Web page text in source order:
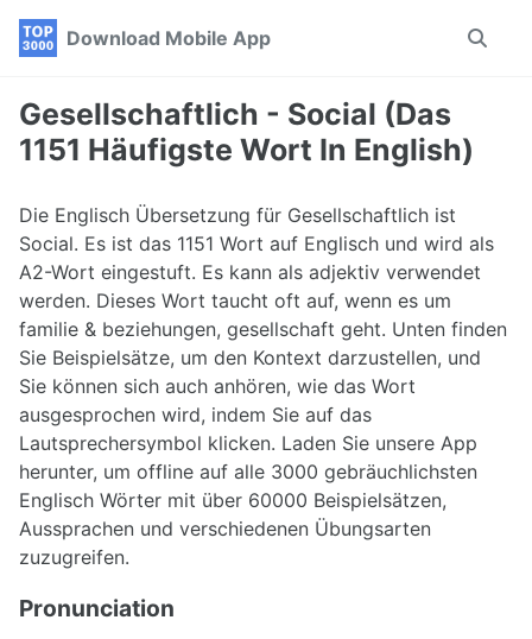
Skip
navigation
Skip
Skip
Download Mobile App
Toggle
Gesellschaftlich - Social (Das
1151 Häufigste Wort In English)
Die Englisch Übersetzung für Gesellschaftlich ist
Social. Es ist das 1151 Wort auf Englisch und wird als
A2-Wort eingestuft. Es kann als adjektiv verwendet
werden. Dieses Wort taucht oft auf, wenn es um
familie & beziehungen, gesellschaft geht. Unten finden
Sie Beispielsätze, um den Kontext darzustellen, und
Sie können sich auch anhören, wie das Wort
ausgesprochen wird, indem Sie auf das
Lautsprechersymbol klicken. Laden Sie unsere App
herunter, um offline auf alle 3000 gebräuchlichsten
Englisch Wörter mit über 60000 Beispielsätzen,
Aussprachen und verschiedenen Übungsarten
zuzugreifen.
Pronunciation